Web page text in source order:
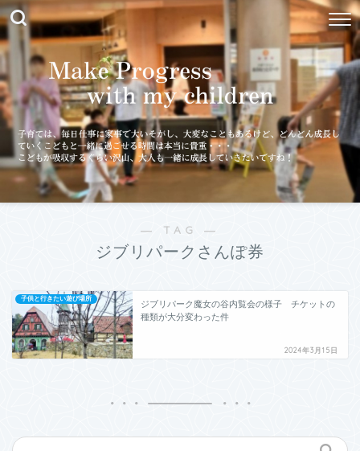
― TAG ―
ジブリパークさんぽ券
子供と行きたい遊び場所
ジブリパーク魔女の谷内覧会の様子 チケットの
種類が大分変わった件
2024年3月15日